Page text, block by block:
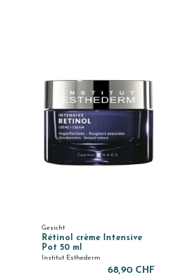
Gesicht
Rétinol crème Intensive
Pot 50 ml
Institut Esthederm
68,90 CHF